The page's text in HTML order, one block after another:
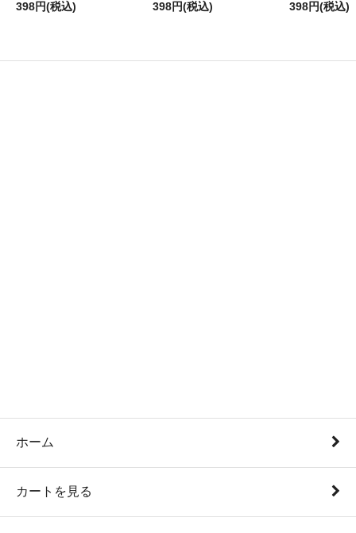
398円(税込)
398円(税込)
398円(税込)
ホーム
カートを見る